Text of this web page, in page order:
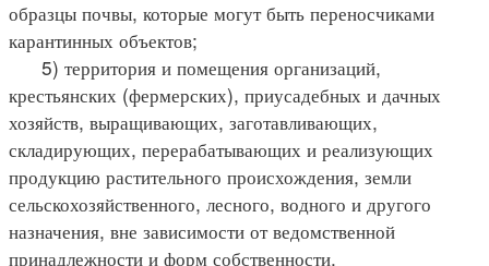
образцы почвы, которые могут быть переносчиками
карантинных объектов;
5) территория и помещения организаций,
крестьянских (фермерских), приусадебных и дачных
хозяйств, выращивающих, заготавливающих,
складирующих, перерабатывающих и реализующих
продукцию растительного происхождения, земли
сельскохозяйственного, лесного, водного и другого
назначения, вне зависимости от ведомственной
принадлежности и форм собственности.